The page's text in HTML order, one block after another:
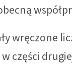
wręczone
części